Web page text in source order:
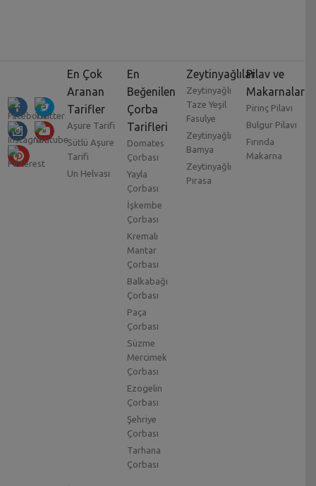
En Çok
Aranan
Tarifler
Aşure Tarifi
Sütlü Aşure
Tarifi
Un Helvası
En
Beğenilen
Çorba
Tarifleri
Domates
Çorbası
Yayla
Çorbası
İşkembe
Çorbası
Kremalı
Mantar
Çorbası
Balkabağı
Çorbası
Paça
Çorbası
Süzme
Mercimek
Çorbası
Ezogelin
Çorbası
Şehriye
Çorbası
Tarhana
Çorbası
Zeytinyağlılar
Zeytinyağlı
Taze Yeşil
Fasulye
Zeytinyağlı
Bamya
Zeytinyağlı
Pırasa
Pilav ve
Makarnalar
Pirinç Pilavı
Bulgur Pilavı
Fırında
Makarna